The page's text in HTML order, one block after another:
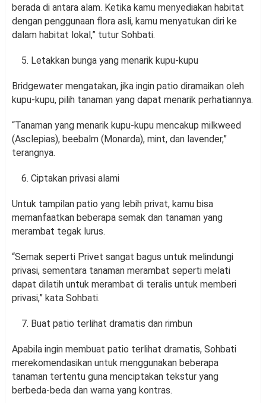
berada di antara alam. Ketika kamu menyediakan habitat
dengan penggunaan flora asli, kamu menyatukan diri ke
dalam habitat lokal,” tutur Sohbati.
Letakkan bunga yang menarik kupu-kupu
Bridgewater mengatakan, jika ingin patio diramaikan oleh
kupu-kupu, pilih tanaman yang dapat menarik perhatiannya.
“Tanaman yang menarik kupu-kupu mencakup milkweed
(Asclepias), beebalm (Monarda), mint, dan lavender,”
terangnya.
Ciptakan privasi alami
Untuk tampilan patio yang lebih privat, kamu bisa
memanfaatkan beberapa semak dan tanaman yang
merambat tegak lurus.
“Semak seperti Privet sangat bagus untuk melindungi
privasi, sementara tanaman merambat seperti melati
dapat dilatih untuk merambat di teralis untuk memberi
privasi,” kata Sohbati.
Buat patio terlihat dramatis dan rimbun
Apabila ingin membuat patio terlihat dramatis, Sohbati
merekomendasikan untuk menggunakan beberapa
tanaman tertentu guna menciptakan tekstur yang
berbeda-beda dan warna yang kontras.